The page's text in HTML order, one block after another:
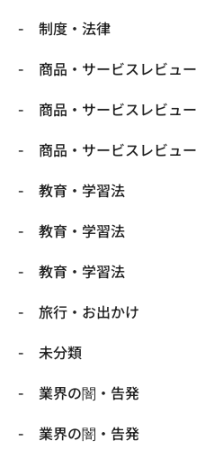
制度・法律
商品・サービスレビュー
商品・サービスレビュー
商品・サービスレビュー
教育・学習法
教育・学習法
教育・学習法
旅行・お出かけ
未分類
業界の闇・告発
業界の闇・告発